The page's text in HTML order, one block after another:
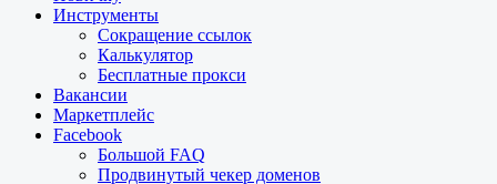
Инструменты
Сокращение ссылок
Калькулятор
Бесплатные прокси
Вакансии
Маркетплейс
Facebook
Большой FAQ
Продвинутый чекер доменов